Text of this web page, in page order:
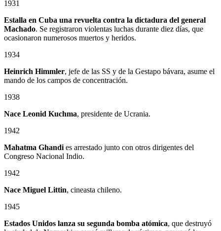
1931
Estalla en Cuba una revuelta contra la dictadura del general
Machado. Se registraron violentas luchas durante diez días, que
ocasionaron numerosos muertos y heridos.
1934
Heinrich Himmler, jefe de las SS y de la Gestapo bávara, asume el
mando de los campos de concentración.
1938
Nace Leonid Kuchma, presidente de Ucrania.
1942
Mahatma Ghandi es arrestado junto con otros dirigentes del
Congreso Nacional Indio.
1942
Nace Miguel Littin, cineasta chileno.
1945
Estados Unidos lanza su segunda bomba atómica, que destruyó